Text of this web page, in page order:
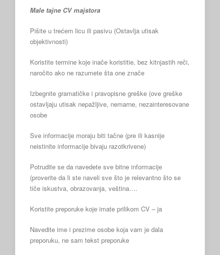
Male tajne CV majstora
Pišite u trećem licu ili pasivu (Ostavlja utisak
objektivnosti)
Koristite termine koje inače koristitie, bez kitnjastih reči,
naročito ako ne razumete šta one znače
Izbegnite gramatičke i pravopisne greške (ove greške
ostavljaju utisak nepažljive, nemarne, nezainteresovane
osobe
Sve informacije moraju biti tačne (pre ili kasnije
neistinite informacije bivaju razotkrivene)
Potrudite se da navedete sve bitne informacije
(proverite da li ste naveli sve što je relevantno što se
tiče iskustva, obrazovanja, veština….
Koristite preporuke koje imate prilikom CV – ja
Navedite ime i prezime osobe koja vam je dala
preporuku, ne sam tekst preporuke